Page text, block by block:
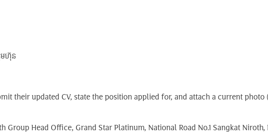
មហ៊ុន
their updated CV, state the position applied for, and attach a current
Group Head Office, Grand Star Platinum, National Road No.1 Sangkat